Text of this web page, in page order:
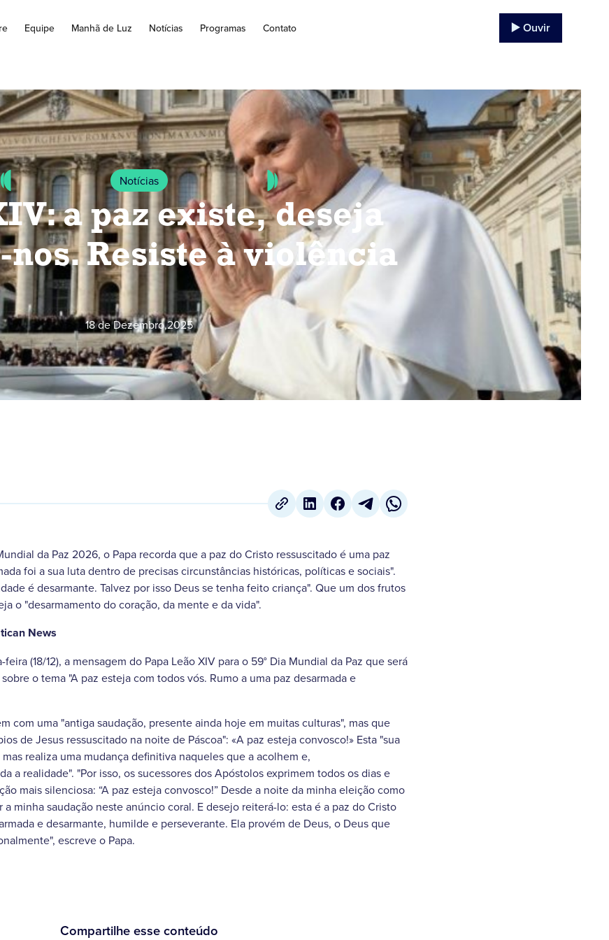
Equipe Manhã de Luz Notícias Programas Contato ▶️ Ouvir
Notícias
a paz existe, deseja
Resiste à violência
18 de Dezembro,2025
da Paz 2026, o Papa recorda que a paz do Cristo ressuscitado é uma paz
foi a sua luta dentro de precisas circunstâncias históricas, políticas e sociais".
é desarmante. Talvez por isso Deus se tenha feito criança". Que um dos frutos
o "desarmamento do coração, da mente e da vida".
News
(18/12), a mensagem do Papa Leão XIV para o 59° Dia Mundial da Paz que será
o tema "A paz esteja com todos vós. Rumo a uma paz desarmada e
com uma "antiga saudação, presente ainda hoje em muitas culturas", mas que
de Jesus ressuscitado na noite de Páscoa": «A paz esteja convosco!» Esta "sua
realiza uma mudança definitiva naqueles que a acolhem e,
a realidade". "Por isso, os sucessores dos Apóstolos exprimem todos os dias e
mais silenciosa: “A paz esteja convosco!” Desde a noite da minha eleição como
a minha saudação neste anúncio coral. E desejo reiterá-lo: esta é a paz do Cristo
e desarmante, humilde e perseverante. Ela provém de Deus, o Deus que
escreve o Papa.
Compartilhe esse conteúdo